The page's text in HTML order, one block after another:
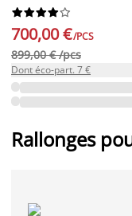






700,00 €/PCS
899,00 € /pcs
Dont éco-part. 7 €
Rallonges